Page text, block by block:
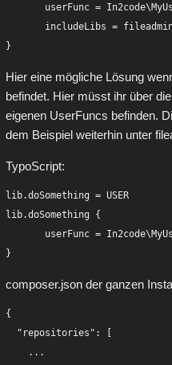
userFunc =
includeLibs =
Hier eine mögliche Lösung
befindet. Hier müsst ihr über
eigenen UserFuncs befinden.
dem Beispiel weiterhin unter
TypoScript:
lib.doSomething {
userFunc =
composer.json der ganzen
{
  "repositories": [
    ...